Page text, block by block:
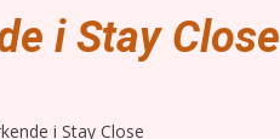
i Stay Close